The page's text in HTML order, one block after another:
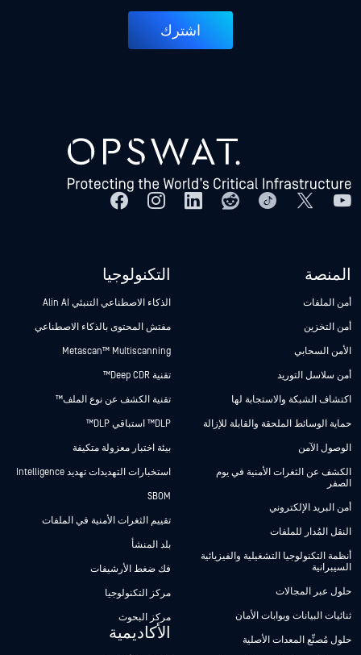
اشترك
المنصة
أمن الملفات
أمن التخزين
الأمن السحابي
أمن سلاسل التوريد
اكتشاف الشبكة والاستجابة لها
حماية الوسائط الملحقة والقابلة للإزالة
الوصول الآمن
الكشف عن الثغرات الأمنية في يوم
الصفر
أمن البريد الإلكتروني
النقل المُدار للملفات
أنظمة التكنولوجيا التشغيلية والفيزيائية
السيبرانية
حلول عبر المجالات
ثنائيات البيانات وبوابات الأمان
حلول مُصنِّع المعدات الأصلية
التكنولوجيا
الذكاء الاصطناعي التنبئي Alin AI
مفتش المحتوى بالذكاء الاصطناعي
Metascan™ Multiscanning
تقنية Deep CDR™
تقنية الكشف عن نوع الملف™
DLP™ استباقي DLP™
بيئة اختبار معزولة متكيفة
استخبارات التهديدات تهديد Intelligence
SBOM
تقييم الثغرات الأمنية في الملفات
بلد المنشأ
فك ضغط الأرشيفات
مركز التكنولوجيا
مركز البحوث
الأكاديمية